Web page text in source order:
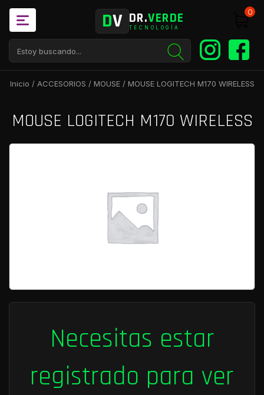
DV DR.VERDE
TECNOLOGÍA
0
Inicio / ACCESORIOS / MOUSE/ MOUSE LOGITECH M170 WIRELESS
MOUSE LOGITECH M170 WIRELESS
Necesitas estar
registrado para ver